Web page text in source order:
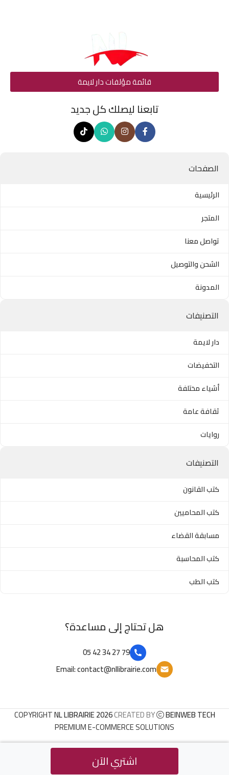
قائمة مؤلفات دار لايمة
تابعنا ليصلك كل جديد
الصفحات
الرئيسية
المتجر
تواصل معنا
الشحن والتوصيل
المدونة
التصنيفات
دار لايمة
التخفيضات
أشياء مختلفة
ثقافة عامة
روايات
التصنيفات
كتب القانون
كتب المحاميين
مسابقة القضاء
كتب المحاسبة
كتب الطب
هل تحتاج إلى مساعدة؟
79 27 34 42 05
Email: contact@nllibrairie.com
COPYRIGHTNL LIBRAIRIE 2026CREATED BY BEINWEB TECH
PREMIUM E-COMMERCE SOLUTIONS
قضايا في التشريعات
الرياضية د.ج
اشتري الآن